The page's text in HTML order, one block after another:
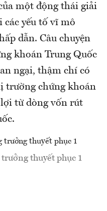
một động thái giải
yếu tố vĩ mô
dẫn. Câu chuyện
khoán Trung Quốc
ngại, thậm chí có
trường chứng khoán
từ dòng vốn rút
thuyết phục 1